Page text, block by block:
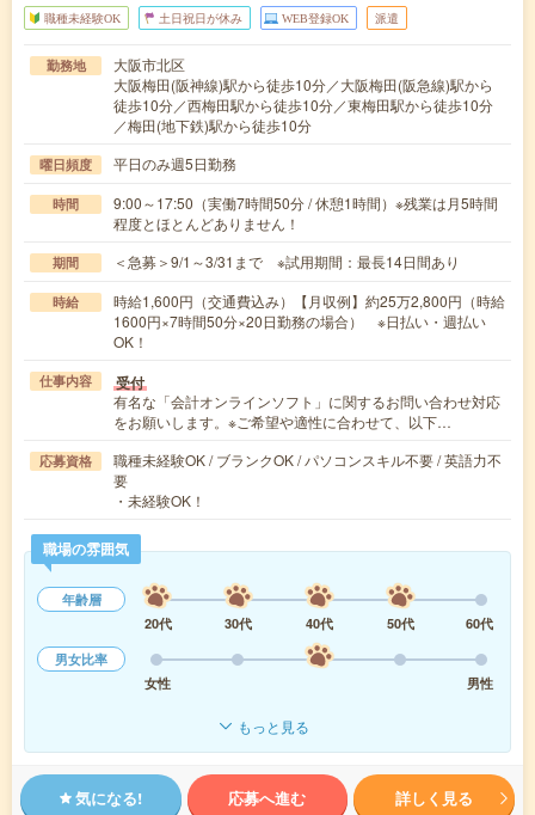
職種未経験OK 土日祝日が休み WEB登録OK 派遣
勤務地
大阪市北区
大阪梅田(阪神線)駅から徒歩10分／大阪梅田(阪急線)駅から
徒歩10分／西梅田駅から徒歩10分／東梅田駅から徒歩10分
／梅田(地下鉄)駅から徒歩10分
曜日頻度 平日のみ週5日勤務
時間
9:00～17:50（実働7時間50分 / 休憩1時間）※残業は月5時間
程度とほとんどありません！
期間 ＜急募＞9/1～3/31まで ※試用期間：最長14日間あり
時給
時給1,600円（交通費込み）【月収例】約25万2,800円（時給
1600円×7時間50分×20日勤務の場合） ※日払い・週払い
OK！
仕事内容 受付
有名な「会計オンラインソフト」に関するお問い合わせ対応
をお願いします。※ご希望や適性に合わせて、以下…
応募資格
職種未経験OK / ブランクOK / パソコンスキル不要 / 英語力不
要
・未経験OK！
職場の雰囲気
年齢層
20代
30代 40代 50代
60代
男女比率
女性
男性
もっと見る
気になる! 応募へ進む 詳しく見る